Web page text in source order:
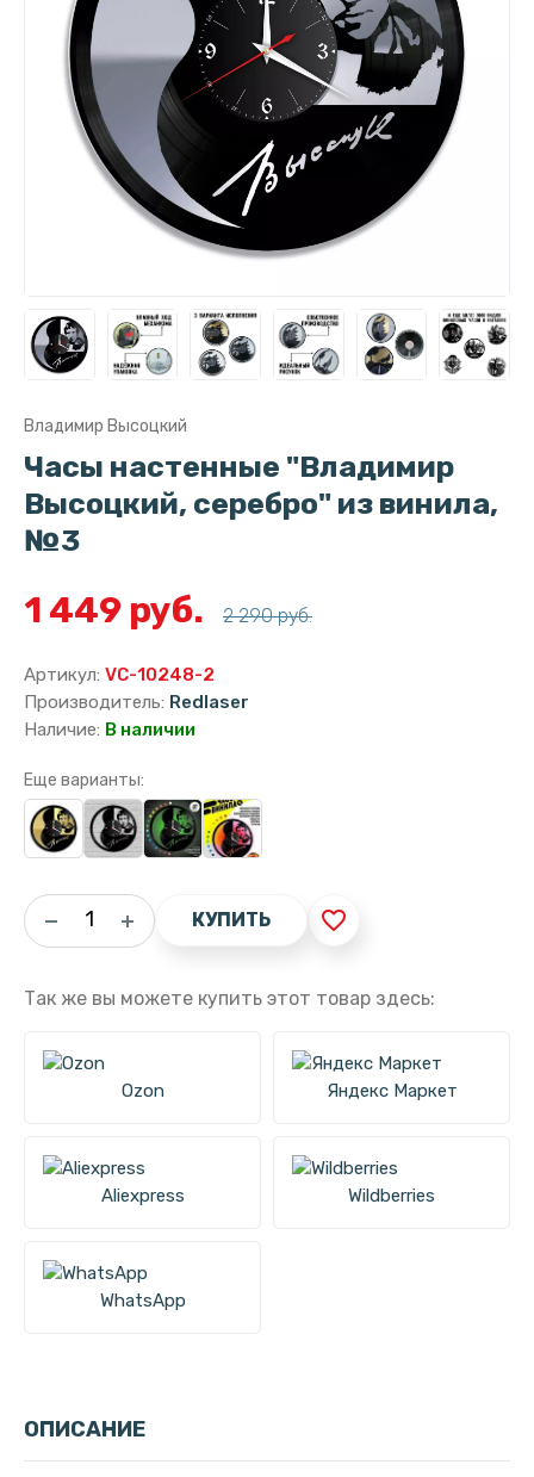
Владимир Высоцкий
Часы настенные "Владимир
Высоцкий, серебро" из винила,
№3
1 449 руб. 2 290 руб.
Артикул: VC-10248-2
Производитель: Redlaser
Наличие: В наличии
Еще варианты:
КУПИТЬ favorite_border
Так же вы можете купить этот товар здесь:
Ozon Яндекс Маркет
Aliexpress Wildberries
WhatsApp
ОПИСАНИЕ